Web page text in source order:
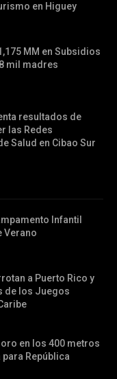
en Higuey
MM en Subsidios
mil madres
resultados de
las Redes
Salud en Cibao Sur
Infantil
Verano
a Puerto Rico y
de los Juegos
en los 400 metros
República